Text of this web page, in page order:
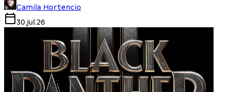
Camila Hortencio
30.jul.26